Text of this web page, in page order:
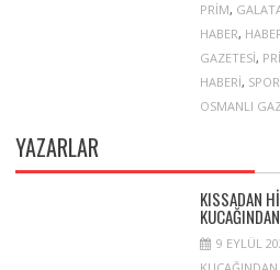
PRIM,
HABER,
GAZETESI,
HABERI,
OSMANLI
YAZARLAR
KISSADAN
9 EYLÜL